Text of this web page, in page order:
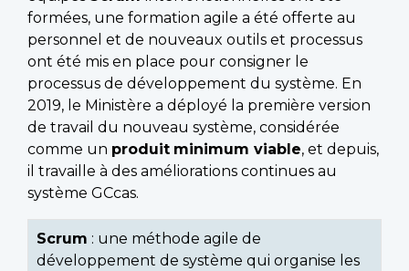
formées, une formation agile a été offerte au
personnel et de nouveaux outils et processus
ont été mis en place pour consigner le
processus de développement du système. En
2019, le Ministère a déployé la première version
de travail du nouveau système, considérée
comme un produit minimum viable, et depuis,
il travaille à des améliorations continues au
système GCcas.
Scrum : une méthode agile de
développement de système qui organise les